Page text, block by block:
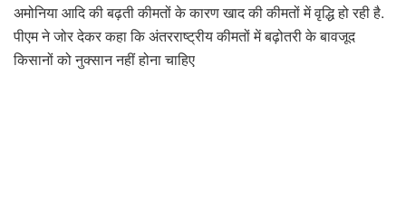
अमोनिया आदि की बढ़ती कीमतों के कारण खाद की कीमतों में वृद्धि हो रही है.
पीएम ने जोर देकर कहा कि अंतरराष्ट्रीय कीमतों में बढ़ोतरी के बावजूद
किसानों को नुक्सान नहीं होना चाहिए